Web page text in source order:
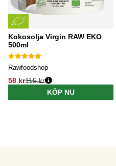
Kokosolja Virgin RAW EKO
500ml
Rawfoodshop
58 kr115 kr
KÖP NU